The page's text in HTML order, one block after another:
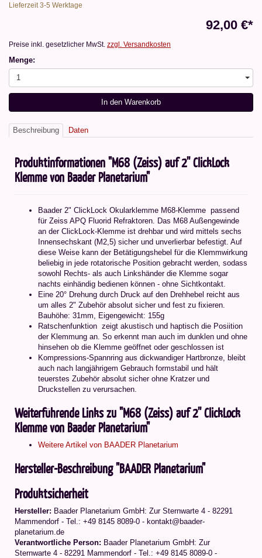
Lieferzeit 3-5 Werktage
92,00 €*
Preise inkl. gesetzlicher MwSt. zzgl. Versandkosten
Menge:
1
In den Warenkorb
Beschreibung Daten
Produktinformationen "M68 (Zeiss) auf 2'' ClickLock
Klemme von Baader Planetarium"
Baader 2" ClickLock Okularklemme M68-Klemme  passend
für Zeiss APQ Fluorid Refraktoren. Das M68 Außengewinde
an der ClickLock-Klemme ist drehbar und wird mittels sechs
Innensechskant (M2,5) sicher und unverlierbar befestigt. Auf
diese Weise kann der Betätigungshebel für die Klemmwirkung
beliebig in jede rotatorische Position gebracht werden, sodass
sowohl Rechts- als auch Linkshänder die Klemme sogar
nachts einhändig bedienen können - ohne Sichtkontakt.
Eine 20° Drehung durch Druck auf den Drehhebel reicht aus
um alles 2" Zubehör absolut sicher und fest zu fixieren.
Bauhöhe: 31mm, Eigengewicht: 155g
Ratschenfunktion  zeigt akustisch und haptisch die Posiition
der Klemmung an. So erkennt man auch im dunklen und ohne
hinsehen ob die Klemme geöffnet oder geschlossen ist
Kompressions-Spannring aus dickwandiger Hartbronze, bleibt
auch nach langjährigem Gebrauch formstabil und hält
teuerstes Zubehör absolut sicher ohne Kratzer und
Druckstellen zu verursachen.
Weiterführende Links zu "M68 (Zeiss) auf 2'' ClickLock
Klemme von Baader Planetarium"
Weitere Artikel von BAADER Planetarium
Hersteller-Beschreibung "BAADER Planetarium"
Produktsicherheit
Hersteller: Baader Planetarium GmbH: Zur Sternwarte 4 - 82291
Mammendorf - Tel.: +49 8145 8089-0 - kontakt@baader-
planetarium.de
Verantwortliche Person: Baader Planetarium GmbH: Zur
Sternwarte 4 - 82291 Mammendorf - Tel.: +49 8145 8089-0 -